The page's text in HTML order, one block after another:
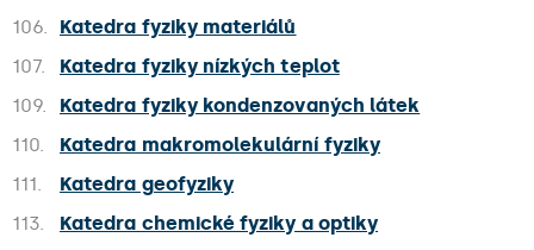
106.
Katedra fyziky materiálů
107.
Katedra fyziky nízkých teplot
109.
Katedra fyziky kondenzovaných látek
110.
Katedra makromolekulární fyziky
111.
Katedra geofyziky
113.
Katedra chemické fyziky a optiky